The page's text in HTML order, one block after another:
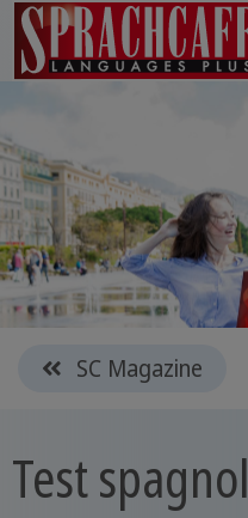
SC Magazine
Test